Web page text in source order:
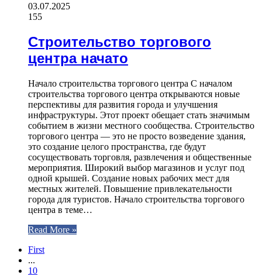
03.07.2025
155
Строительство торгового
центра начато
Начало строительства торгового центра С началом
строительства торгового центра открываются новые
перспективы для развития города и улучшения
инфраструктуры. Этот проект обещает стать значимым
событием в жизни местного сообщества. Строительство
торгового центра — это не просто возведение здания,
это создание целого пространства, где будут
сосуществовать торговля, развлечения и общественные
мероприятия. Широкий выбор магазинов и услуг под
одной крышей. Создание новых рабочих мест для
местных жителей. Повышение привлекательности
города для туристов. Начало строительства торгового
центра в теме…
Read More »
First
...
10